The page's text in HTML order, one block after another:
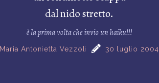
dal nido stretto.
è la prima volta che invio un haiku!!!
Maria Antonietta Vezzoli 30 luglio 2004